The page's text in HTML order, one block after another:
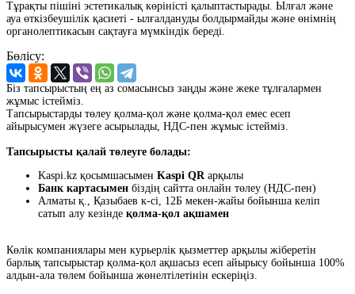
Тұрақты пішіні эстетикалық көріністі қалыптастырады. Ылғал және
ауа өткізбеушілік қасиеті - ылғалдануды болдырмайды және өнімнің
органолептикасын сақтауға мүмкіндік береді.
Бөлісу:
Біз тапсырыстың ең аз сомасынсыз заңды және жеке тұлғалармен
жұмыс істейміз.
Тапсырыстарды төлеу қолма-қол және қолма-қол емес есеп
айырысумен жүзеге асырылады, НДС-пен жұмыс істейміз.
Тапсырысты қалай төлеуге болады:
Kaspi.kz қосымшасымен Kaspi QRарқылы
Банк картасымен біздің сайтта онлайн төлеу (НДС-пен)
Алматы қ., Қазыбаев к-сі, 12Б мекен-жайы бойынша келіп
сатып алу кезінде қолма-қол ақшамен
Көлік компаниялары мен курьерлік қызметтер арқылы жіберетін
барлық тапсырыстар қолма-қол ақшасыз есеп айырысу бойынша 100%
алдын-ала төлем бойынша жөнелтілетінін ескеріңіз.